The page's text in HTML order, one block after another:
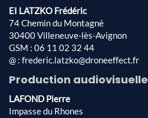
EI LATZKO Frédéric
74 Chemin du Montagné
30400 Villeneuve-lès-Avignon
GSM : 06 11 02 32 44
@ : frederic.latzko@droneeffect.fr
Production audiovisuelle
LAFOND Pierre
Impasse du Rhones